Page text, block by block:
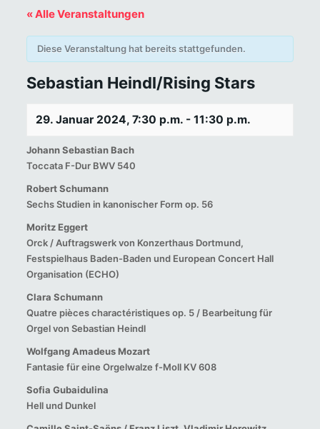
« Alle Veranstaltungen
Diese Veranstaltung hat bereits stattgefunden.
Sebastian Heindl/Rising Stars
29. Januar 2024, 7:30 p.m.- 11:30 p.m.
Johann Sebastian Bach
Toccata F-Dur BWV 540
Robert Schumann
Sechs Studien in kanonischer Form op. 56
Moritz Eggert
Orck / Auftragswerk von Konzerthaus Dortmund,
Festspielhaus Baden-Baden und European Concert Hall
Organisation (ECHO)
Clara Schumann
Quatre pièces charactéristiques op. 5 / Bearbeitung für
Orgel von Sebastian Heindl
Wolfgang Amadeus Mozart
Fantasie für eine Orgelwalze f-Moll KV 608
Sofia Gubaidulina
Hell und Dunkel